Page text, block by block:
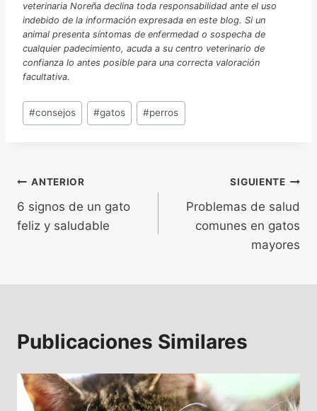
veterinaria Noreña declina toda responsabilidad ante el uso
indebido de la información expresada en este blog. Si un
animal presenta síntomas de enfermedad o sospecha de
cualquier padecimiento, acuda a su centro veterinario de
confianza lo antes posible para una correcta valoración
facultativa.
Etiquetas
de
#consejos #gatos #perros
Navegación
de
ANTERIOR
6 signos de un gato
feliz y saludable
SIGUIENTE
Problemas de salud
comunes en gatos
mayores
Publicaciones Similares